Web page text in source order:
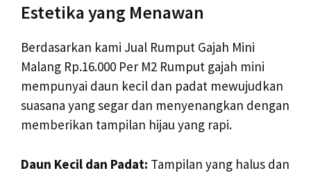
Estetika yang Menawan
Berdasarkan kami Jual Rumput Gajah Mini
Malang Rp.16.000 Per M2 Rumput gajah mini
mempunyai daun kecil dan padat mewujudkan
suasana yang segar dan menyenangkan dengan
memberikan tampilan hijau yang rapi.
Daun Kecil dan Padat: Tampilan yang halus dan